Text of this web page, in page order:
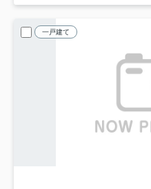
一戸建て